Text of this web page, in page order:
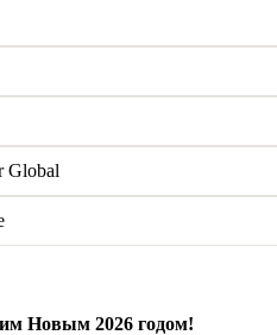
Global
Новым 2026 годом!